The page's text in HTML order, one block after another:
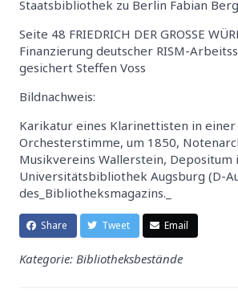
Staatsbibliothek zu Berlin Fabian
Seite 48 FRIEDRICH DER GROSSE
Finanzierung deutscher RISM-
gesichert Steffen Voss
Bildnachweis:
Karikatur eines Klarinettisten in einer
Orchesterstimme, um 1850,
Musikvereins Wallerstein, Depositum
Universitätsbibliothek Augsburg (D-
des_Bibliotheksmagazins._
Share Tweet Email
Kategorie: Bibliotheksbestände